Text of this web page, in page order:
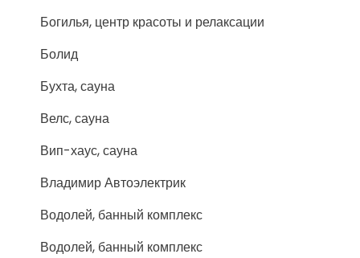
Богилья, центр красоты и релаксации
Болид
Бухта, сауна
Велс, сауна
Вип-хаус, сауна
Владимир Автоэлектрик
Водолей, банный комплекс
Водолей, банный комплекс